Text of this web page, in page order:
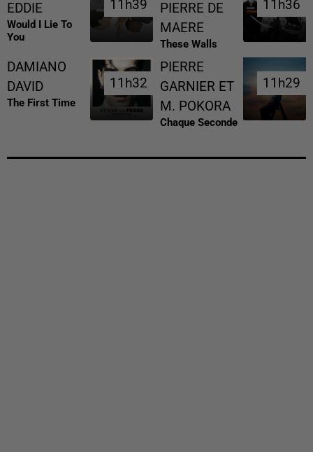
EDDIE
Would I Lie To
You
11h39
11h39
PIERRE DE
MAERE
These Walls
11h36
11h36
DAMIANO
DAVID
The First Time
11h32
11h32
PIERRE
GARNIER ET
M. POKORA
Chaque Seconde
11h29
11h29